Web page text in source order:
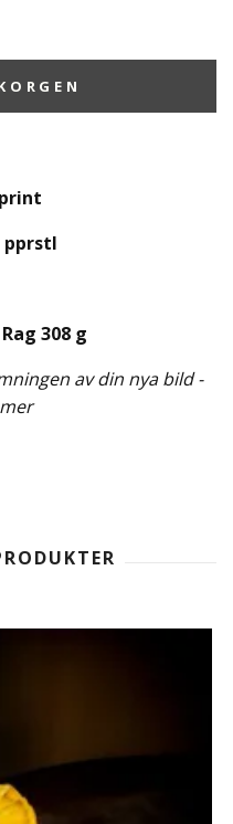
pprstl
308 g
av din nya bild -